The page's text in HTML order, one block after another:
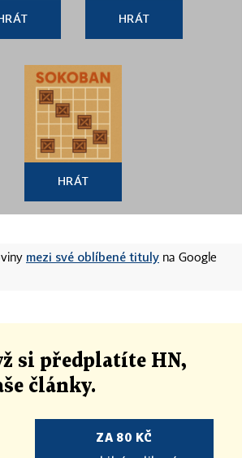
HRÁT
HRÁT
mezi své oblíbené tituly na Google
si předplatíte HN,
články.
ZA 80 KČ